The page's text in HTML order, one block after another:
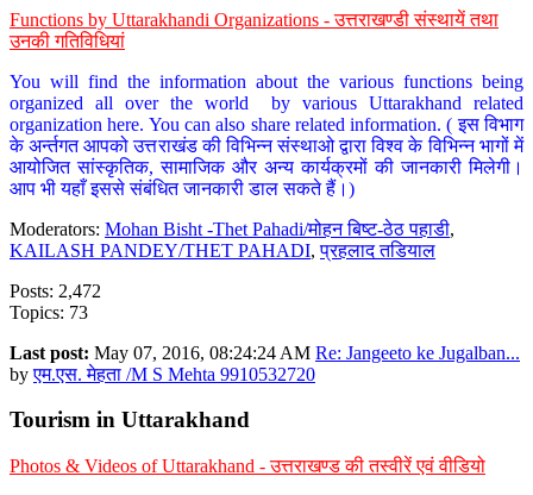
Functions by Uttarakhandi Organizations - उत्तराखण्डी संस्थायें तथा
उनकी गतिविधियां
You will find the information about the various functions being
organized all over the world by various Uttarakhand related
organization here. You can also share related information. ( इस विभाग
के अर्न्तगत आपको उत्तराखंड की विभिन्न संस्थाओ द्वारा विश्व के विभिन्न भागों में
आयोजित सांस्कृतिक, सामाजिक और अन्य कार्यक्रमों की जानकारी मिलेगी।
आप भी यहाँ इससे संबंधित जानकारी डाल सकते हैं।)
Moderators: Mohan Bisht -Thet Pahadi/मोहन बिष्ट-ठेठ पहाडी,
KAILASH PANDEY/THET PAHADI,प्रहलाद तडियाल
Posts: 2,472
Topics: 73
Last post: May 07, 2016, 08:24:24 AM Re: Jangeeto ke Jugalban...
byएम.एस. मेहता /M S Mehta 9910532720
Tourism in Uttarakhand
Photos & Videos of Uttarakhand - उत्तराखण्ड की तस्वीरें एवं वीडियो